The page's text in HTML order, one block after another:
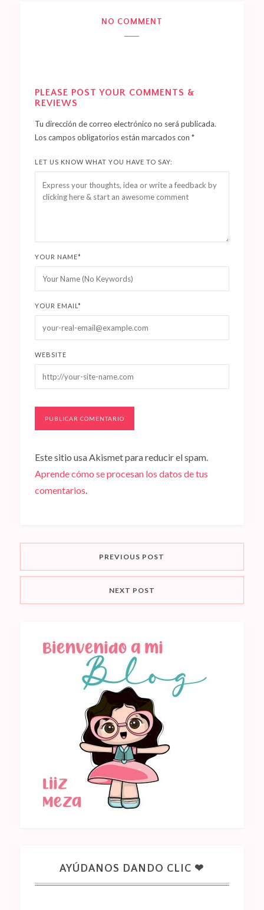
NO COMMENT
PLEASE POST YOUR COMMENTS &
REVIEWS
Tu dirección de correo electrónico no será publicada.
Los campos obligatorios están marcados con *
LET US KNOW WHAT YOU HAVE TO SAY:
YOUR NAME*
YOUR EMAIL *
WEBSITE
Este sitio usa Akismet para reducir el spam.
Aprende cómo se procesan los datos de tus
comentarios.
PREVIOUS POST
NEXT POST
AYÚDANOS DANDO CLIC ❤